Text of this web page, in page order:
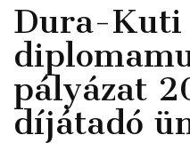
Dura-Kuti
pályázat
díjátadó